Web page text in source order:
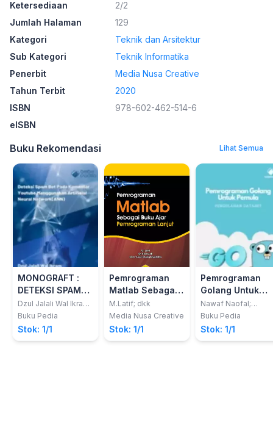
Ketersediaan
2/2
Jumlah Halaman
129
Kategori
Teknik dan Arsitektur
Sub Kategori
Teknik Informatika
Penerbit
Media Nusa Creative
Tahun Terbit
2020
ISBN
978-602-462-514-6
eISBN
Buku Rekomendasi Lihat Semua
MONOGRAFT :
DETEKSI SPAM
BOT PADA
KOMENTAR
YOUTUBE
MENGGUNAKAN
Dzul Jalali Wal Ikram;
Syafrial Fachri Pane
Buku Pedia
Stok: 1/1
Pemrograman
Matlab Sebagai
Buku Ajar
Pemrograman
Lanjut
M.Latif; dkk
Media Nusa Creative
Stok: 1/1
Pemrograman
Golang Untuk
Pemula:
Pengolahan
Dataset
Nawaf Naofal;
Muhammad Ilman
Awangga
Buku Pedia
Stok: 1/1